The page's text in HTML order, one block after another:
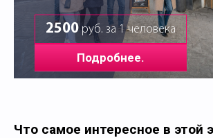
2500руб. за 1 человека
Подробнее.
Что самое интересное в этой